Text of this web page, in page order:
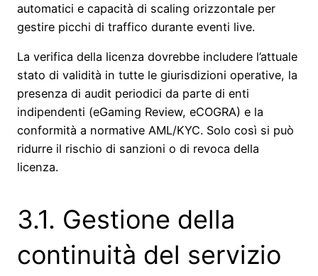
automatici e capacità di scaling orizzontale per
gestire picchi di traffico durante eventi live.
La verifica della licenza dovrebbe includere l’attuale
stato di validità in tutte le giurisdizioni operative, la
presenza di audit periodici da parte di enti
indipendenti (eGaming Review, eCOGRA) e la
conformità a normative AML/KYC. Solo così si può
ridurre il rischio di sanzioni o di revoca della
licenza.
3.1. Gestione della
continuità del servizio